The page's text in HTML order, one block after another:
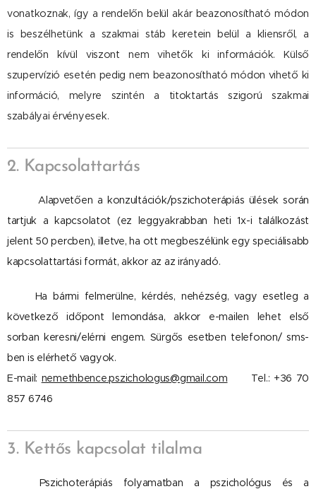
vonatkoznak, így a rendelőn belül akár beazonosítható módon
is beszélhetünk a szakmai stáb keretein belül a kliensről, a
rendelőn kívül viszont nem vihetők ki információk. Külső
szupervízió esetén pedig nem beazonosítható módon vihető ki
információ, melyre szintén a titoktartás szigorú szakmai
szabályai érvényesek.
2. Kapcsolattartás
Alapvetően a konzultációk/pszichoterápiás ülések során
tartjuk a kapcsolatot (ez leggyakrabban heti 1x-i találkozást
jelent 50 percben), illetve, ha ott megbeszélünk egy speciálisabb
kapcsolattartási formát, akkor az az irányadó.
Ha bármi felmerülne, kérdés, nehézség, vagy esetleg a
következő időpont lemondása, akkor e-mailen lehet első
sorban keresni/elérni engem. Sürgős esetben telefonon/ sms-
ben is elérhető vagyok.
E-mail: nemethbence.pszichologus@gmail.com Tel.: +36 70
857 6746
3. Kettős kapcsolat tilalma
Pszichoterápiás folyamatban a pszichológus és a